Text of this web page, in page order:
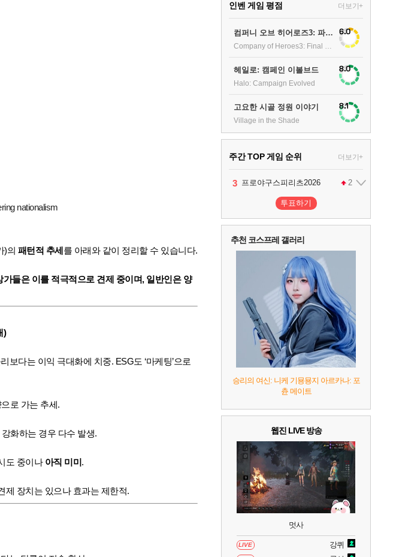
nationalism
)의 패턴적 추세를 아래와 같이 정리할 수 있습니다.
들은 이를 적극적으로 견제 중이며, 일반인은 양
)
다는 이익 극대화에 치중. ESG도 ‘마케팅’으로
로 가는 추세.
화하는 경우 다수 발생.
도 중이나 아직 미미.
제 장치는 있으나 효과는 제한적.
인벤 게임 평점 더보기+
컴퍼니 오브 히어로즈3: 파이널 스탠드 6.0
헤일로: 캠페인 이볼브드
Halo: Campaign Evolved
8.0
고요한 시골 정원 이야기
Village in the Shade
8.1
주간 TOP 게임 순위 더보기+
1 팰월드
2 1
3 프로야구스피리츠2026 2
4 드래곤소드 : 어웨이크닝 2
5 블라인드 삼국 1
리듬 천국 미라클 스타즈
헤일로: 캠페인 이볼브드 2
캡틴 츠바사 2 월드 파이터즈
투표하기
추천 코스프레 갤러리
승리의 여신: 니케 기묭묭지 아르카나: 포
츈 메이트
웹진 LIVE 방송
멋사
LIVE 강퀴